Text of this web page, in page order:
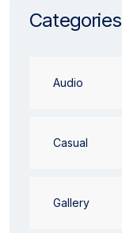
Categories
Audio
Casual
Gallery